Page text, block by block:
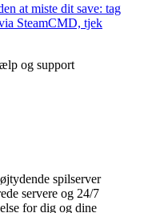
at miste dit save: tag
SteamCMD, tjek
og support
spilserver
servere og 24/7
for dig og dine